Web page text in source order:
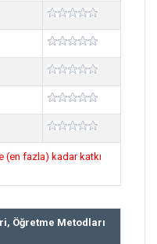
(en fazla) kadar katkı
Öğretme Metodları